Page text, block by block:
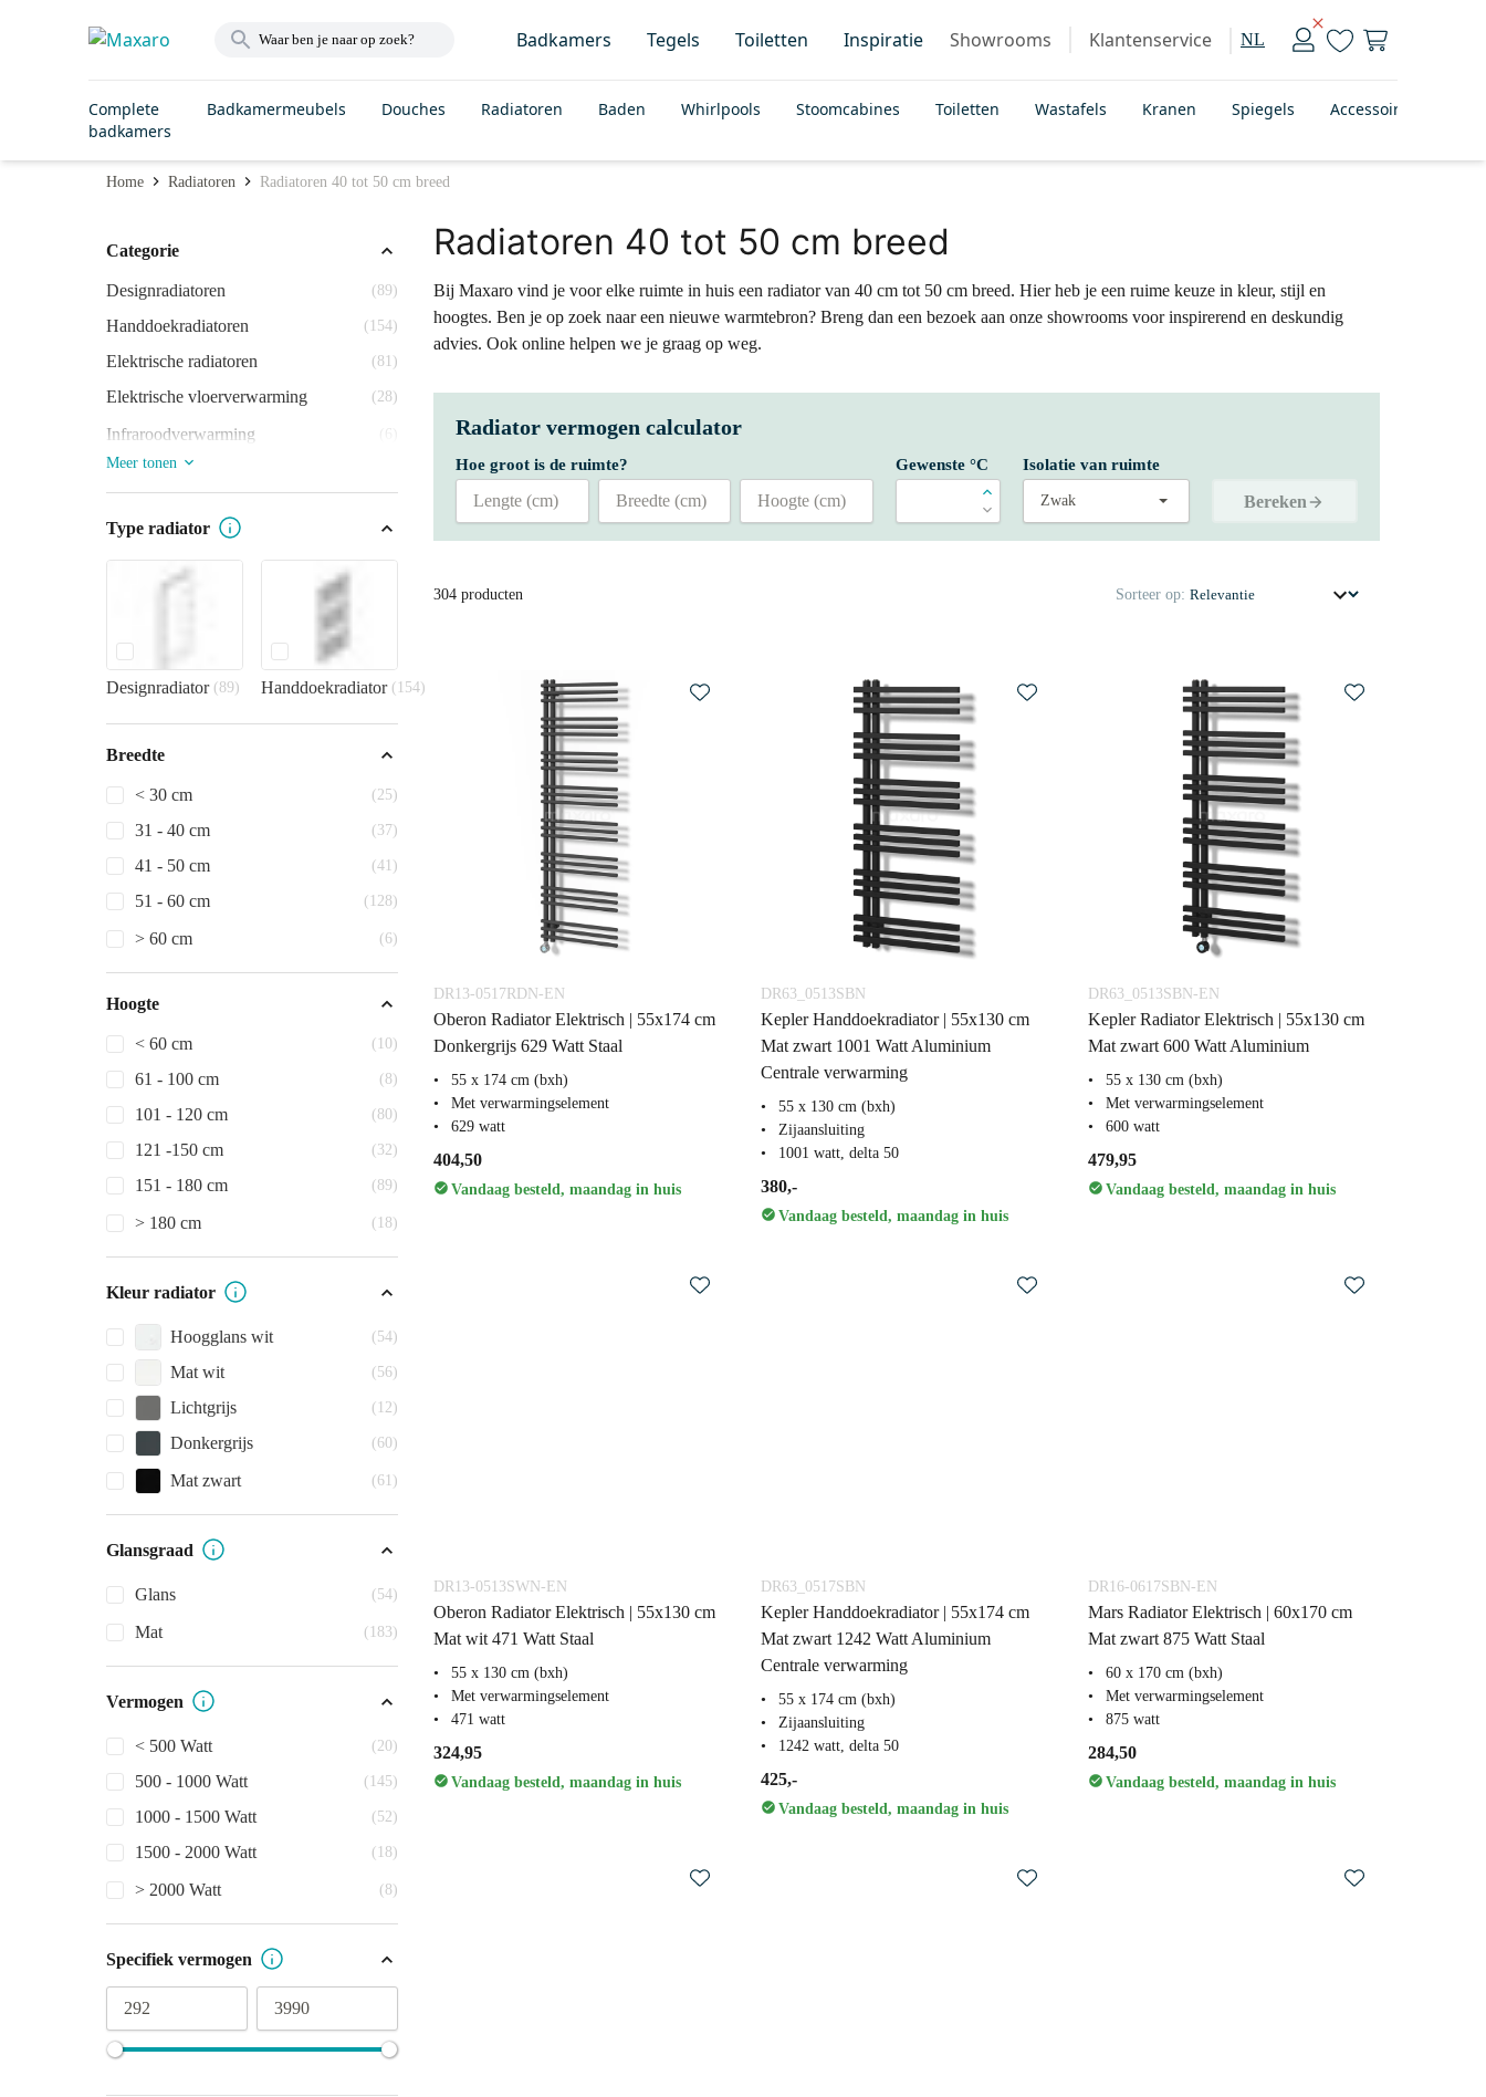
Badkamers Tegels Toiletten Inspiratie Showrooms Klantenservice NL
Complete
badkamers
Badkamermeubels Douches Radiatoren Baden Whirlpools Stoomcabines Toiletten Wastafels Kranen Spiegels Accessoires
Home Radiatoren Radiatoren 40 tot 50 cm breed
Categorie
Designradiatoren (89)
Handdoekradiatoren (154)
Elektrische radiatoren (81)
Elektrische vloerverwarming (28)
Infraroodverwarming
Meer tonen
Type radiator
Designradiator (89) Handdoekradiator (154)
Breedte
< 30 cm (25)
31 - 40 cm (37)
41 - 50 cm (41)
51 - 60 cm (128)
> 60 cm (6)
Hoogte
< 60 cm (10)
61 - 100 cm (8)
101 - 120 cm (80)
121 -150 cm (32)
151 - 180 cm (89)
> 180 cm (18)
Kleur radiator
Hoogglans wit (54)
Mat wit (56)
Lichtgrijs (12)
Donkergrijs (60)
Mat zwart (61)
Glansgraad
Glans (54)
Mat (183)
Vermogen
< 500 Watt (20)
500 - 1000 Watt (145)
1000 - 1500 Watt (52)
1500 - 2000 Watt (18)
> 2000 Watt (8)
Specifiek vermogen
292 3990
Radiatoren 40 tot 50 cm breed
Bij Maxaro vind je voor elke ruimte in huis een radiator van 40 cm tot 50 cm breed. Hier heb je een ruime keuze in kleur, stijl en
hoogtes. Ben je op zoek naar een nieuwe warmtebron? Breng dan een bezoek aan onze showrooms voor inspirerend en deskundig
advies. Ook online helpen we je graag op weg.
Radiator vermogen calculator
Hoe groot is de ruimte? Gewenste °C
Isolatie van ruimte
Bereken
304 producten Sorteer op:
DR13-0517RDN-EN
Oberon Radiator Elektrisch | 55x174 cm
Donkergrijs 629 Watt Staal
55 x 174 cm (bxh)
Met verwarmingselement
629 watt
404,50
Vandaag besteld, maandag in huis
DR63_0513SBN
Kepler Handdoekradiator | 55x130 cm
Mat zwart 1001 Watt Aluminium
Centrale verwarming
55 x 130 cm (bxh)
Zijaansluiting
1001 watt, delta 50
380,-
Vandaag besteld, maandag in huis
DR63_0513SBN-EN
Kepler Radiator Elektrisch | 55x130 cm
Mat zwart 600 Watt Aluminium
55 x 130 cm (bxh)
Met verwarmingselement
600 watt
479,95
Vandaag besteld, maandag in huis
DR13-0513SWN-EN
Oberon Radiator Elektrisch | 55x130 cm
Mat wit 471 Watt Staal
55 x 130 cm (bxh)
Met verwarmingselement
471 watt
324,95
Vandaag besteld, maandag in huis
DR63_0517SBN
Kepler Handdoekradiator | 55x174 cm
Mat zwart 1242 Watt Aluminium
Centrale verwarming
55 x 174 cm (bxh)
Zijaansluiting
1242 watt, delta 50
425,-
Vandaag besteld, maandag in huis
DR16-0617SBN-EN
Mars Radiator Elektrisch | 60x170 cm
Mat zwart 875 Watt Staal
60 x 170 cm (bxh)
Met verwarmingselement
875 watt
284,50
Vandaag besteld, maandag in huis